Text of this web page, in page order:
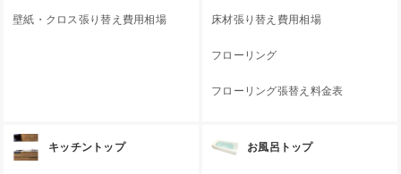
壁紙・クロス張り替え費用相場 床材張り替え費用相場
フローリング
フローリング張替え料金表
キッチントップ お風呂トップ